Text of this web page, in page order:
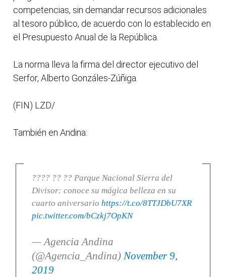
competencias, sin demandar recursos adicionales
al tesoro público, de acuerdo con lo establecido en
el Presupuesto Anual de la República.
La norma lleva la firma del director ejecutivo del
Serfor, Alberto Gonzáles-Zúñiga.
(FIN) LZD/
También en Andina:
???? ?? ?? Parque Nacional Sierra del
Divisor: conoce su mágica belleza en su
cuarto aniversario https://t.co/8TTJDbU7XR
pic.twitter.com/bCzkj7OpKN
— Agencia Andina
(@Agencia_Andina) November 9,
2019